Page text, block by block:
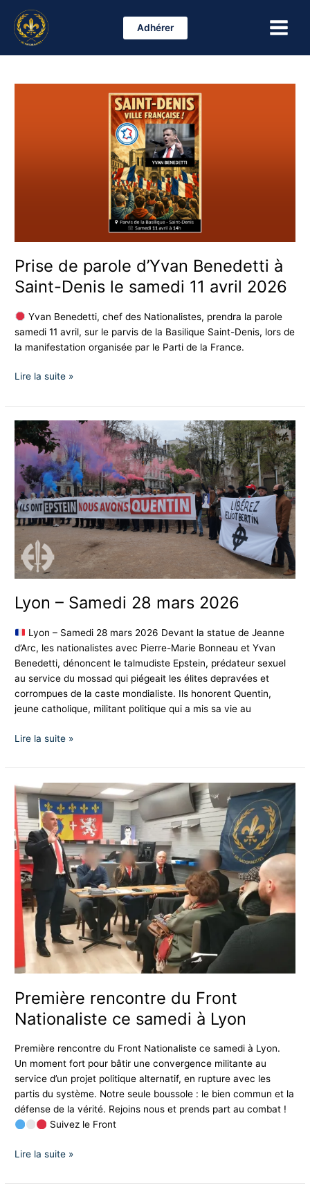
contenu
Adhérer
Menu
Prise de parole d’Yvan Benedetti à
Saint-Denis le samedi 11 avril 2026
Yvan Benedetti, chef des Nationalistes, prendra la parole
samedi 11 avril, sur le parvis de la Basilique Saint-Denis, lors de
la manifestation organisée par le Parti de la France.
11
avril
2026
Lire la suite »
Lyon – Samedi 28 mars 2026
Lyon – Samedi 28 mars 2026 Devant la statue de Jeanne
d’Arc, les nationalistes avec Pierre-Marie Bonneau et Yvan
Benedetti, dénoncent le talmudiste Epstein, prédateur sexuel
au service du mossad qui piégeait les élites depravées et
corrompues de la caste mondialiste. Ils honorent Quentin,
jeune catholique, militant politique qui a mis sa vie au
Lyon
–
Samedi
28
mars
2026
Lire la suite »
Première rencontre du Front
Nationaliste ce samedi à Lyon
Première rencontre du Front Nationaliste ce samedi à Lyon.
Un moment fort pour bâtir une convergence militante au
service d’un projet politique alternatif, en rupture avec les
partis du système. Notre seule boussole : le bien commun et la
défense de la vérité. Rejoins nous et prends part au combat !
Suivez le Front
Première
rencontre
du
Front
Nationaliste
ce
samedi
Lyon
Lire la suite »